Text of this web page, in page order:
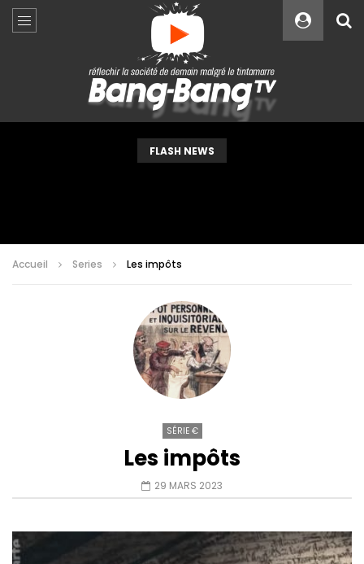
FLASH NEWS
Accueil Series Les impôts
SÉRIE €
Les impôts
29 MARS 2023
Custom Amount
VEUILLEZ PATIENTER...